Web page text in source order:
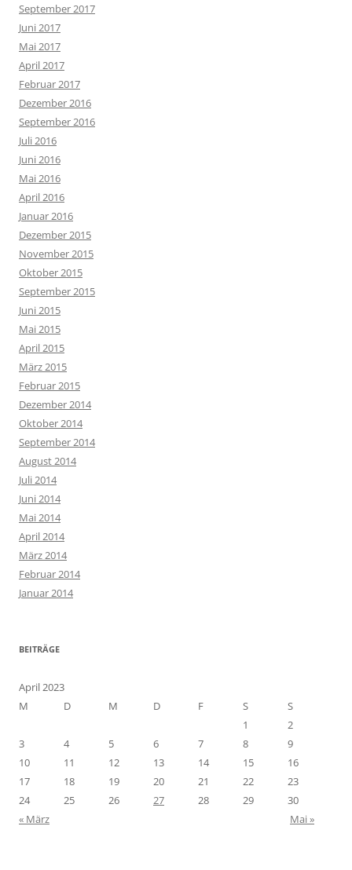
September 2017
Juni 2017
Mai 2017
April 2017
Februar 2017
Dezember 2016
September 2016
Juli 2016
Juni 2016
Mai 2016
April 2016
Januar 2016
Dezember 2015
November 2015
Oktober 2015
September 2015
Juni 2015
Mai 2015
April 2015
März 2015
Februar 2015
Dezember 2014
Oktober 2014
September 2014
August 2014
Juli 2014
Juni 2014
Mai 2014
April 2014
März 2014
Februar 2014
Januar 2014
BEITRÄGE
April 2023
M
D M D F S
S
1
2
3
4 5 6 7 8
9
10
11 12 13 14 15
16
17
18 19 20 21 22
23
24
25 26 27 28 29
30
« März
Mai »